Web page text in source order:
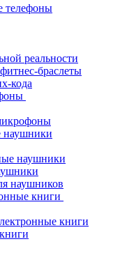
телефоны
реальности
браслеты
кода
наушники
наушники
наушников
книги
книги